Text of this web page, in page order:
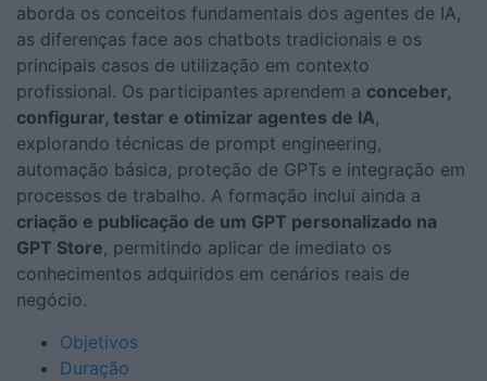
aborda os conceitos fundamentais dos agentes de IA,
as diferenças face aos chatbots tradicionais e os
principais casos de utilização em contexto
profissional. Os participantes aprendem a conceber,
configurar, testar e otimizar agentes de IA,
explorando técnicas de prompt engineering,
automação básica, proteção de GPTs e integração em
processos de trabalho. A formação inclui ainda a
criação e publicação de um GPT personalizado na
GPT Store, permitindo aplicar de imediato os
conhecimentos adquiridos em cenários reais de
negócio.
Objetivos
Duração